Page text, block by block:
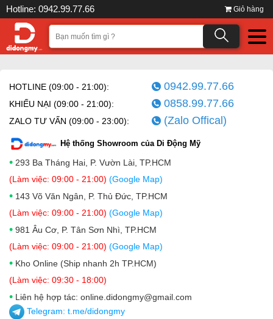
Hotline: 0942.99.77.66 Giỏ hàng
HOTLINE (09:00 - 21:00): 0942.99.77.66
KHIẾU NẠI (09:00 - 21:00): 0858.99.77.66
ZALO TƯ VẤN (09:00 - 23:00): (Zalo Offical)
Hệ thống Showroom của Di Động Mỹ
• 293 Ba Tháng Hai, P. Vườn Lài, TP.HCM
(Làm việc: 09:00 - 21:00) (Google Map)
• 143 Võ Văn Ngân, P. Thủ Đức, TP.HCM
(Làm việc: 09:00 - 21:00) (Google Map)
• 981 Âu Cơ, P. Tân Sơn Nhì, TP.HCM
(Làm việc: 09:00 - 21:00) (Google Map)
• Kho Online (Ship nhanh 2h TP.HCM)
(Làm việc: 09:30 - 18:00)
• Liên hệ hợp tác: online.didongmy@gmail.com
Telegram: t.me/didongmy